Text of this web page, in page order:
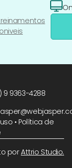
9 9363-4288
• Política de
porAttrio Studio.